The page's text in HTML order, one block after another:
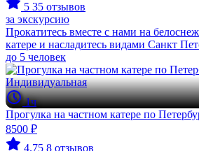
5 35 отзывов
за экскурсию
Прокатитесь вместе с нами на
катере и насладитесь видами Санкт
до 5 человек
Индивидуальная
1ч
Прогулка на частном катере по
8500 ₽
4.75 8 отзывов